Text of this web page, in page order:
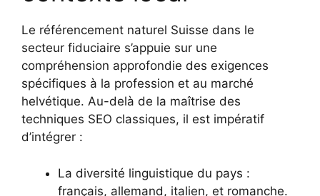
Le référencement naturel Suisse dans le
secteur fiduciaire s’appuie sur une
compréhension approfondie des exigences
spécifiques à la profession et au marché
helvétique. Au-delà de la maîtrise des
techniques SEO classiques, il est impératif
d’intégrer :
La diversité linguistique du pays :
français, allemand, italien, et romanche.